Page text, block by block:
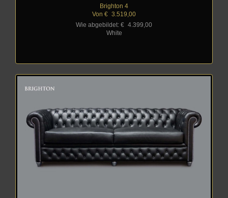
Brighton 4
Von € 3.519,00
Wie abgebildet: € 4.399,00
White